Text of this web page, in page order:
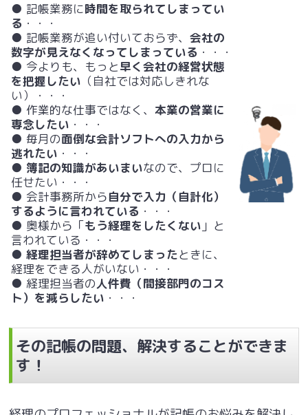
● 記帳業務に時間を取られてしまってい
る ・・・
● 記帳業務が追い付いておらず、会社の
数字が見えなくなってしまっている ・・・
● 今よりも、もっと早く会社の経営状態
を把握したい （自社では対応しきれな
い）・・・
● 作業的な仕事ではなく、本業の営業に
専念したい ・・・
● 毎月の面倒な会計ソフトへの入力から
逃れたい ・・・
● 簿記の知識があいまいなので、プロに
任せたい・・・
● 会計事務所から自分で入力（自計化）
するように言われている ・・・
● 奥様から「もう経理をしたくない 」と
言われている・・・
● 経理担当者が辞めてしまったときに、
経理をできる人がいない・・・
● 経理担当者の人件費（間接部門のコス
ト）を減らしたい ・・・
その記帳の問題、解決することができま
す！